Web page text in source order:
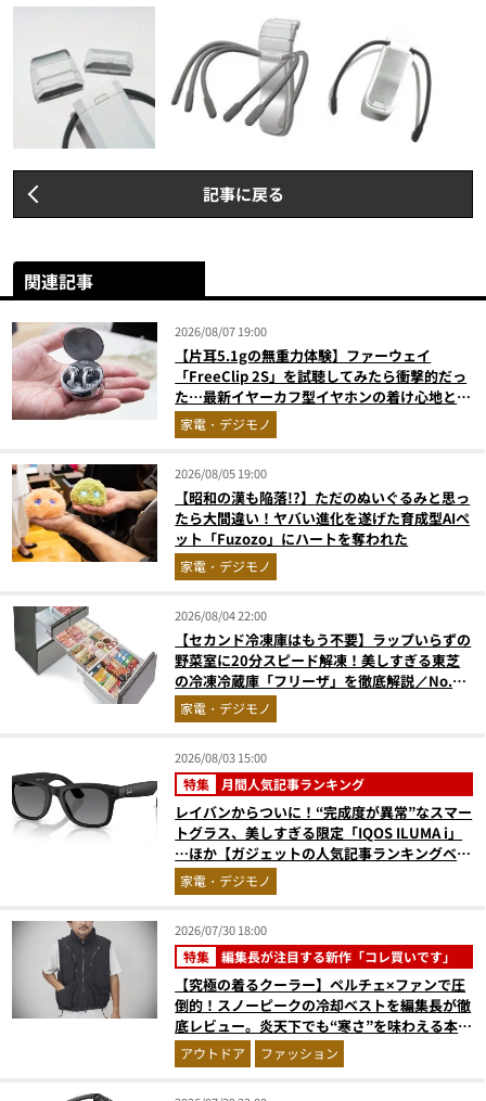
記事に戻る
関連記事
2026/08/07 19:00
【片耳5.1gの無重力体験】ファーウェイ
「FreeClip 2S」を試聴してみたら衝撃的だっ
た…最新イヤーカフ型イヤホンの着け心地とAI
技術に感動
家電・デジモノ
2026/08/05 19:00
【昭和の漢も陥落!?】ただのぬいぐるみと思っ
たら大間違い！ヤバい進化を遂げた育成型AIペ
ット「Fuzozo」にハートを奪われた
家電・デジモノ
2026/08/04 22:00
【セカンド冷凍庫はもう不要】ラップいらずの
野菜室に20分スピード解凍！美しすぎる東芝
の冷凍冷蔵庫「フリーザ」を徹底解説／No.1
モノ雑誌編集長が選ぶ『センスがいい家電』
Vol.10
家電・デジモノ
2026/08/03 15:00
特集 月間人気記事ランキング
レイバンからついに！“完成度が異常”なスマー
トグラス、美しすぎる限定「IQOS ILUMA i」
…ほか【ガジェットの人気記事ランキングベス
ト3】（2026年6月版）
家電・デジモノ
2026/07/30 18:00
特集 編集長が注目する新作「コレ買いです」
【究極の着るクーラー】ペルチェ×ファンで圧
倒的！スノーピークの冷却ベストを編集長が徹
底レビュー。炎天下でも“寒さ”を味わえる本気
のギア『コレ買いです』Vol.172
アウトドア ファッション